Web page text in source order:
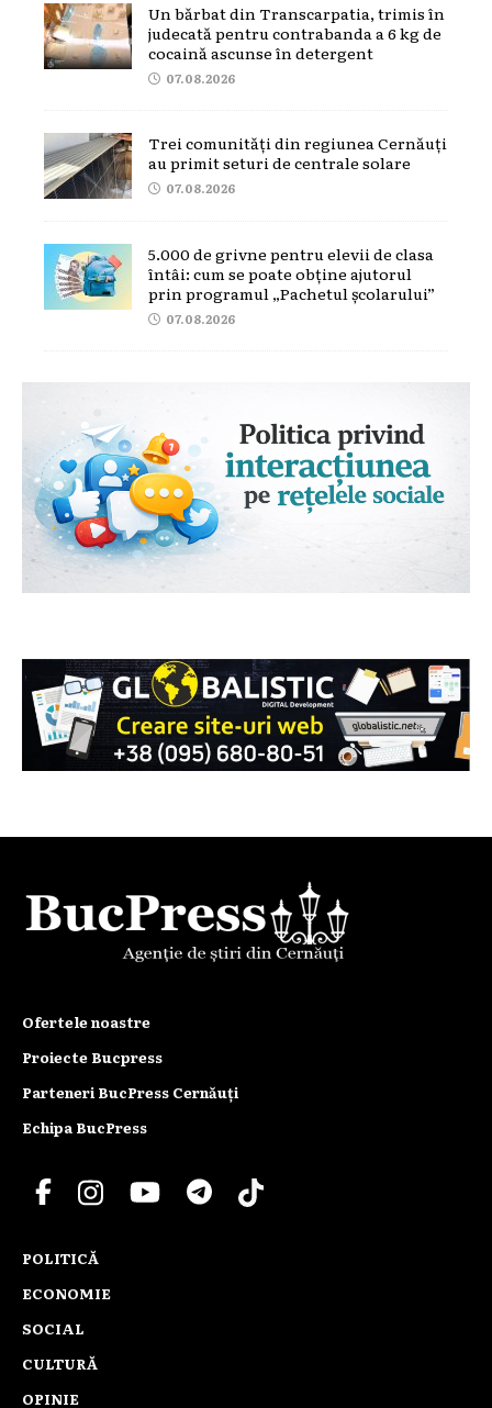
Un bărbat din Transcarpatia, trimis în
judecată pentru contrabanda a 6 kg de
cocaină ascunse în detergent
07.08.2026
Trei comunități din regiunea Cernăuți
au primit seturi de centrale solare
07.08.2026
5.000 de grivne pentru elevii de clasa
întâi: cum se poate obține ajutorul
prin programul „Pachetul școlarului”
07.08.2026
Ofertele noastre
Proiecte Bucpress
Parteneri BucPress Cernăuți
Echipa BucPress
POLITICĂ
ECONOMIE
SOCIAL
CULTURĂ
OPINIE